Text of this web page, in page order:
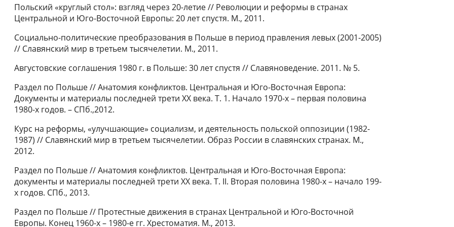
Польский «круглый стол»: взгляд через 20-летие // Революции и реформы в странах
Центральной и Юго-Восточной Европы: 20 лет спустя. М., 2011.
Социально-политические преобразования в Польше в период правления левых (2001-2005)
// Славянский мир в третьем тысячелетии. М., 2011.
Августовские соглашения 1980 г. в Польше: 30 лет спустя // Славяноведение. 2011. № 5.
Раздел по Польше // Анатомия конфликтов. Центральная и Юго-Восточная Европа:
Документы и материалы последней трети ХХ века. Т. 1. Начало 1970-х – первая половина
1980-х годов. – СПб.,2012.
Курс на реформы, «улучшающие» социализм, и деятельность польской оппозиции (1982-
1987) // Славянский мир в третьем тысячелетии. Образ России в славянских странах. М.,
2012.
Раздел по Польше // Анатомия конфликтов. Центральная и Юго-Восточная Европа:
документы и материалы последней трети ХХ века. Т. II. Вторая половина 1980-х – начало 199-
х годов. СПб., 2013.
Раздел по Польше // Протестные движения в странах Центральной и Юго-Восточной
Европы. Конец 1960-х – 1980-е гг. Хрестоматия. М., 2013.